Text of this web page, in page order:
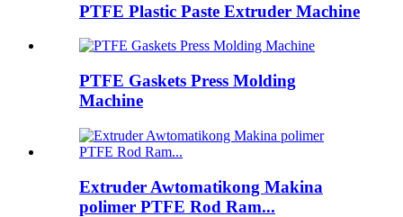
PTFE Plastic Paste Extruder Machine
PTFE Gaskets Press Molding
Machine
Extruder Awtomatikong Makina
polimer PTFE Rod Ram...